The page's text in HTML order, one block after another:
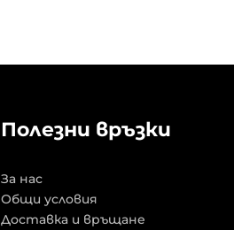
Полезни връзки
За нас
Общи условия
Доставка и връщане